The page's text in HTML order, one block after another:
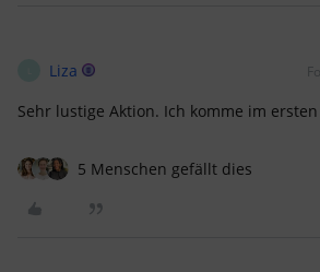
Liza
Sehr lustige Aktion. Ich komme im
5 Menschen gefällt dies